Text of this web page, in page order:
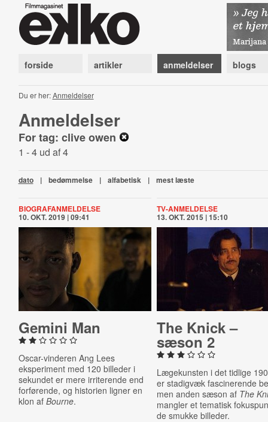
forside artikler anmeldelser blogs
Du er her:Anmeldelser
Anmeldelser
For tag: clive owen
1 - 4 ud af 4
dato | bedømmelse | alfabetisk | mest læste
BIOGRAFANMELDELSE
10. OKT. 2019 | 09:41
Gemini Man
Oscar-vinderen Ang Lees
eksperiment med 120 billeder i
sekundet er mere irriterende end
forførende, og historien ligner en
klon af Bourne.
TV-ANMELDELSE
13. OKT. 2015 | 15:10
The Knick –
sæson 2
Lægekunsten i det tidlige
er stadigvæk fascinerende
men anden sæson af The
mangler et tematisk
de smukke billeder.